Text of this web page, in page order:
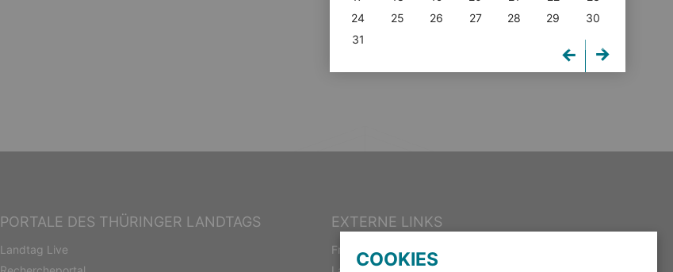
24
25 26 27 28 29
30
31
PORTALE DES THÜRINGER LANDTAGS
Landtag Live
EXTERNE LINKS
Freistaat Thüringen
COOKIES